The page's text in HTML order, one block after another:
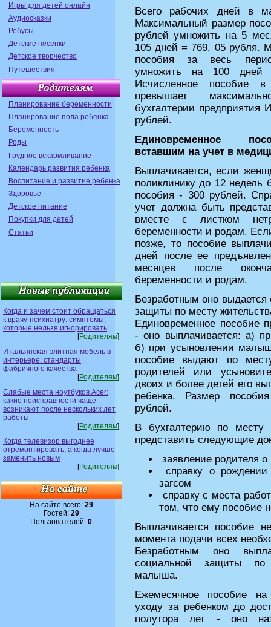
Игры для детей онлайн
Аудиосказки
Ребусы
Детские песенки
Детское творчество
Путешествия
Планирование беременности
Планирование пола ребенка
Беременность
Роды
Грудное вскармливание
Календарь развития ребенка
Воспитание и развитие ребенка
Здоровье
Детское питание
Покупки для детей
Статьи
Когда и зачем стоит обращаться
к врачу-психиатру: симптомы,
которые нельзя игнорировать
[Родителям]
Итальянская элитная мебель в
интерьере: стандарты
фабричного качества
[Родителям]
Слабые места ноутбуков Acer:
какие неисправности чаще
возникают после нескольких лет
работы
[Родителям]
Когда телевизор выгоднее
отремонтировать, а когда лучше
заменить новым
[Родителям]
На сайте всего: 29
Гостей: 29
Пользователей: 0
Всего рабочих дней в
Максимальный размер
рублей умножить на 5
105 дней = 769, 05 рубля.
пособия за весь
умножить на 100
Исчисленное пособие
превышает
бухгалтерии предприятия
рублей.
Единовременное
вставшим на учет в
Выплачивается, если
поликлинику до 12 недель
пособия - 300 рублей.
учет должна быть
вместе с листком
беременности и родам.
позже, то пособие
дней после ее
месяцев после
беременности и родам.
Безработным оно выдается
защиты по месту
Единовременное пособие
- оно выплачивается: а)
б) при усыновлении
пособие выдают по
родителей или
двоих и более детей его
ребенка. Размер
рублей.
В бухгалтерию по месту
представить следующие
заявление родителя
справку о
загсом
справку с места
том, что ему пособие
Выплачивается пособие
момента подачи всех
Безработным оно
социальной защиты по
малыша.
Ежемесячное пособие
уходу за ребенком до
полутора лет - оно